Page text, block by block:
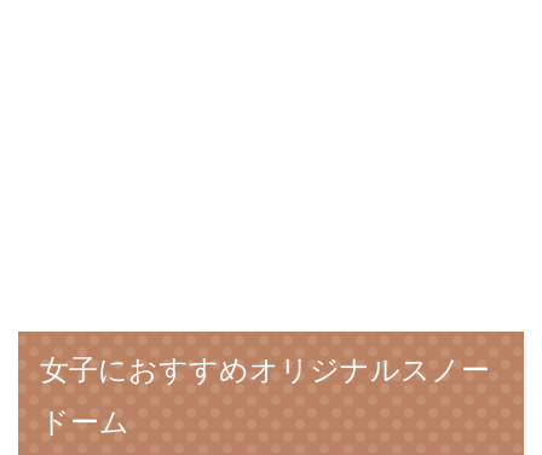
女子におすすめオリジナルスノー
ドーム